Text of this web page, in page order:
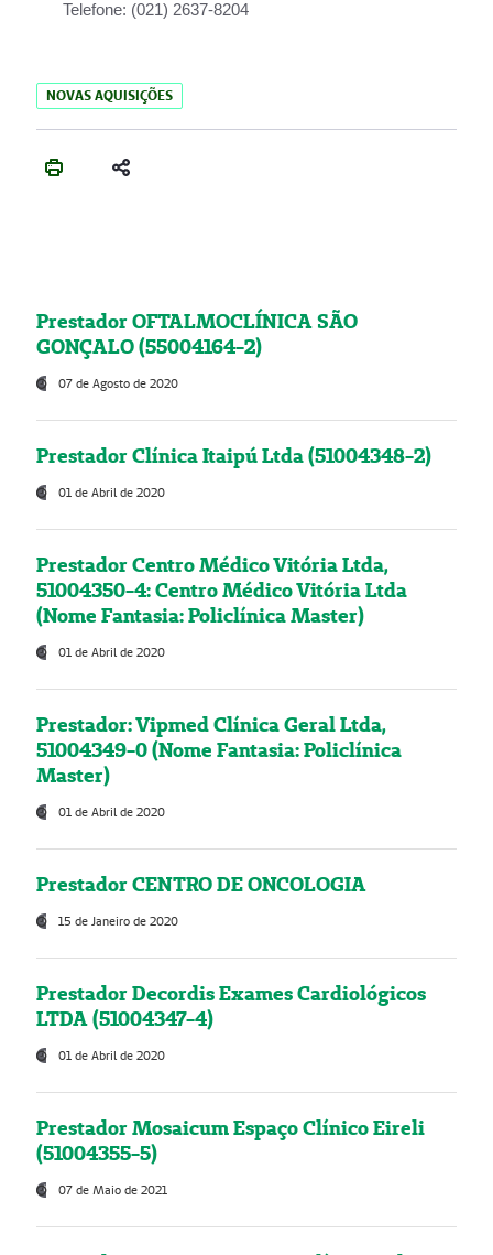
Telefone: (021) 2637-8204
NOVAS AQUISIÇÕES
Prestador OFTALMOCLÍNICA SÃO
GONÇALO (55004164-2)
07 de Agosto de 2020
Prestador Clínica Itaipú Ltda (51004348-2)
01 de Abril de 2020
Prestador Centro Médico Vitória Ltda,
51004350-4: Centro Médico Vitória Ltda
(Nome Fantasia: Policlínica Master)
01 de Abril de 2020
Prestador: Vipmed Clínica Geral Ltda,
51004349-0 (Nome Fantasia: Policlínica
Master)
01 de Abril de 2020
Prestador CENTRO DE ONCOLOGIA
15 de Janeiro de 2020
Prestador Decordis Exames Cardiológicos
LTDA (51004347-4)
01 de Abril de 2020
Prestador Mosaicum Espaço Clínico Eireli
(51004355-5)
07 de Maio de 2021